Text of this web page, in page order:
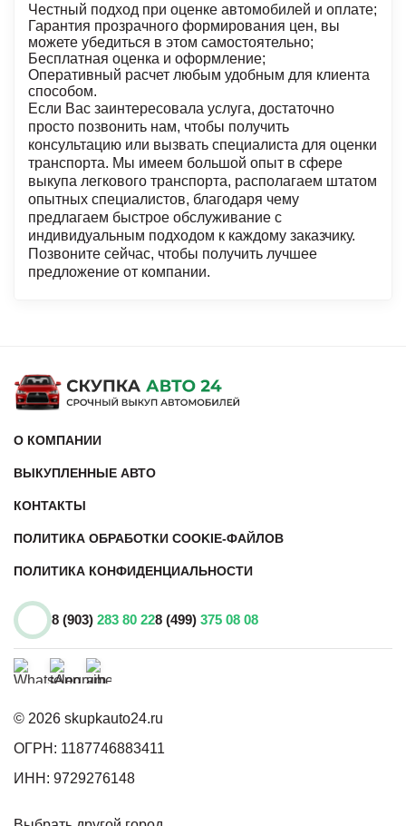
Честный подход при оценке автомобилей и оплате;
Гарантия прозрачного формирования цен, вы
можете убедиться в этом самостоятельно;
Бесплатная оценка и оформление;
Оперативный расчет любым удобным для клиента
способом.
Если Вас заинтересовала услуга, достаточно
просто позвонить нам, чтобы получить
консультацию или вызвать специалиста для оценки
транспорта. Мы имеем большой опыт в сфере
выкупа легкового транспорта, располагаем штатом
опытных специалистов, благодаря чему
предлагаем быстрое обслуживание с
индивидуальным подходом к каждому заказчику.
Позвоните сейчас, чтобы получить лучшее
предложение от компании.
О КОМПАНИИ
ВЫКУПЛЕННЫЕ АВТО
КОНТАКТЫ
ПОЛИТИКА ОБРАБОТКИ COOKIE-ФАЙЛОВ
ПОЛИТИКА КОНФИДЕНЦИАЛЬНОСТИ
8 (903) 283 80 228 (499) 375 08 08
© 2026 skupkauto24.ru
ОГРН: 1187746883411
ИНН: 9729276148